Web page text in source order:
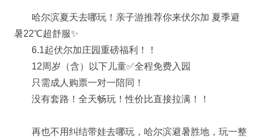
哈尔滨夏天去哪玩！亲子游推荐你来伏尔加 夏季避
暑22℃超舒服✨
6.1起伏尔加庄园重磅福利！！
12周岁（含）以下儿童✅全程免费入园
只需成人购票一对一陪同！
没有套路！全天畅玩！性价比直接拉满！！
再也不用纠结带娃去哪玩，哈尔滨避暑胜地，玩一整